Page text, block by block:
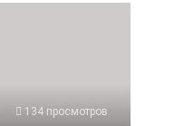
134 просмотров